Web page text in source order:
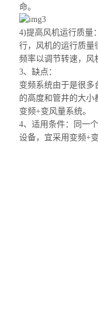
命。
4)提高风机运行质量
行，风机的运行质量
频率以调节转速，风
3、缺点：
变频系统由于是很多
的高度和管井的大小
变频+变风量系统。
4、适用条件：同一
设备，宜采用变频+